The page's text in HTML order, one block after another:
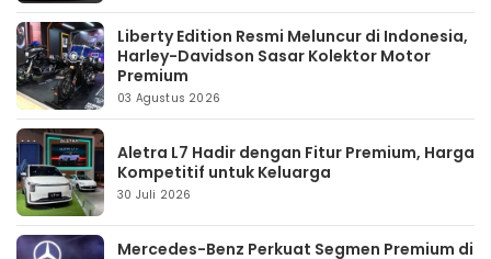
Liberty Edition Resmi Meluncur di Indonesia,
Harley-Davidson Sasar Kolektor Motor
Premium
03 Agustus 2026
Aletra L7 Hadir dengan Fitur Premium, Harga
Kompetitif untuk Keluarga
30 Juli 2026
Mercedes-Benz Perkuat Segmen Premium di